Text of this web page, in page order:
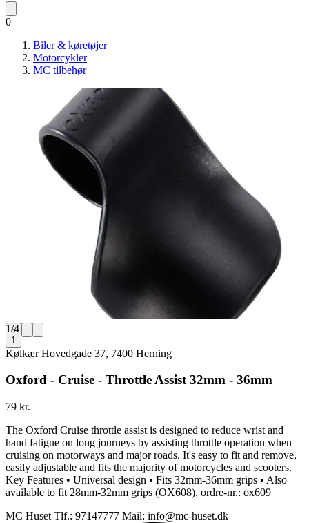
0
Biler & køretøjer
Motorcykler
MC tilbehør
1/4
1
Kølkær Hovedgade 37, 7400 Herning
Oxford - Cruise - Throttle Assist 32mm - 36mm
79 kr.
The Oxford Cruise throttle assist is designed to reduce wrist and
hand fatigue on long journeys by assisting throttle operation when
cruising on motorways and major roads. It's easy to fit and remove,
easily adjustable and fits the majority of motorcycles and scooters.
Key Features • Universal design • Fits 32mm-36mm grips • Also
available to fit 28mm-32mm grips (OX608), ordre-nr.: ox609
MC Huset Tlf.: 97147777 Mail: info@mc-huset.dk